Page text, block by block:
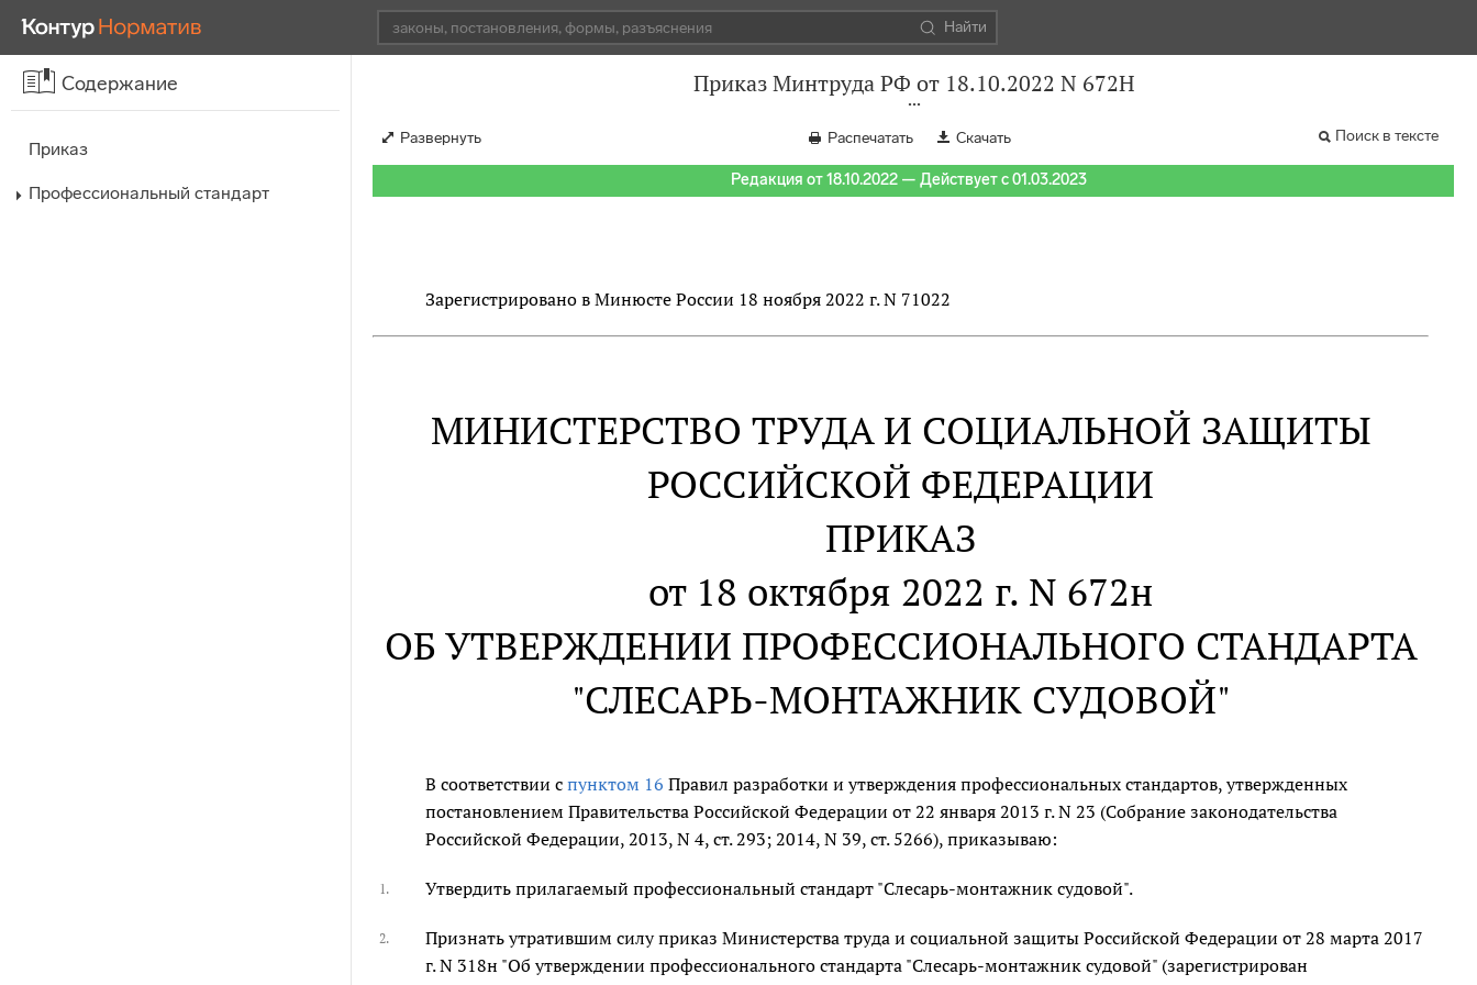
Найти
Содержание
Приказ
Профессиональный стандарт
Приказ Минтруда РФ от 18.10.2022 N 672Н
Развернуть Распечатать Скачать Поиск в тексте
Редакция от 18.10.2022 — Действует с 01.03.2023
Зарегистрировано в Минюсте России 18 ноября 2022 г. N 71022
МИНИСТЕРСТВО ТРУДА И СОЦИАЛЬНОЙ ЗАЩИТЫ
РОССИЙСКОЙ ФЕДЕРАЦИИ
ПРИКАЗ
от 18 октября 2022 г. N 672н
ОБ УТВЕРЖДЕНИИ ПРОФЕССИОНАЛЬНОГО СТАНДАРТА
"СЛЕСАРЬ-МОНТАЖНИК СУДОВОЙ"
В соответствии спунктом 16 Правил разработки и утверждения профессиональных стандартов, утвержденных
постановлением Правительства Российской Федерации от 22 января 2013 г. N 23 (Собрание законодательства
Российской Федерации, 2013, N 4, ст. 293; 2014, N 39, ст. 5266), приказываю:
1. Утвердить прилагаемый профессиональный стандарт "Слесарь-монтажник судовой".
2.
Признать утратившим силу приказ Министерства труда и социальной защиты Российской Федерации от 28 марта 2017
г. N 318н "Об утверждении профессионального стандарта "Слесарь-монтажник судовой" (зарегистрирован